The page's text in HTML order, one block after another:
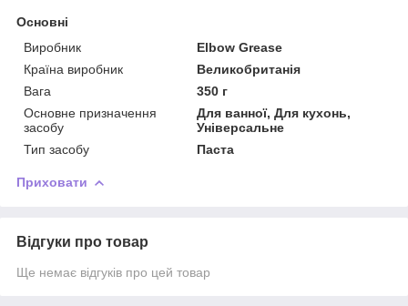
Основні
Виробник
Elbow Grease
Країна виробник
Великобританія
Вага
350 г
Основне призначення
засобу
Для ванної, Для кухонь,
Універсальне
Тип засобу
Паста
Приховати
Відгуки про товар
Ще немає відгуків про цей товар